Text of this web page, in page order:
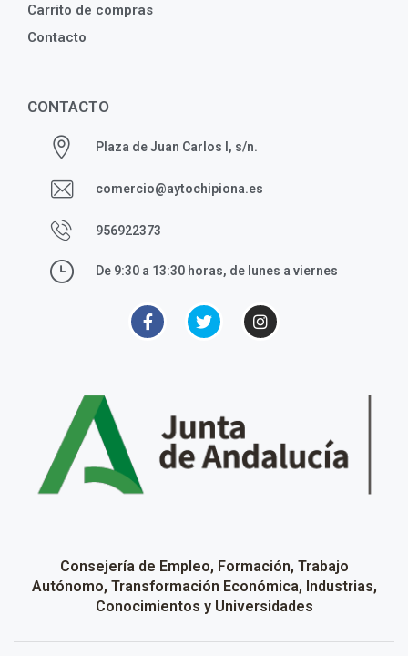
Carrito de compras
Contacto
CONTACTO
Plaza de Juan Carlos I, s/n.
comercio@aytochipiona.es
956922373
De 9:30 a 13:30 horas, de lunes a viernes
Consejería de Empleo, Formación, Trabajo
Autónomo, Transformación Económica, Industrias,
Conocimientos y Universidades